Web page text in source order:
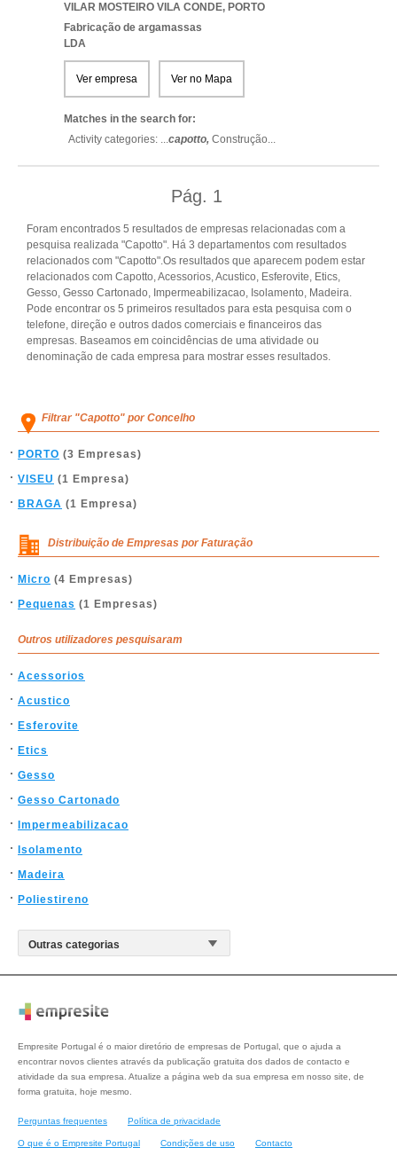
VILAR MOSTEIRO VILA CONDE, PORTO
Fabricação de argamassas
LDA
Ver empresa Ver no Mapa
Matches in the search for:
Activity categories: ...capotto, Construção...
Pág. 1
Foram encontrados 5 resultados de empresas relacionadas com a
pesquisa realizada "Capotto". Há 3 departamentos com resultados
relacionados com "Capotto".Os resultados que aparecem podem estar
relacionados com Capotto, Acessorios, Acustico, Esferovite, Etics,
Gesso, Gesso Cartonado, Impermeabilizacao, Isolamento, Madeira.
Pode encontrar os 5 primeiros resultados para esta pesquisa com o
telefone, direção e outros dados comerciais e financeiros das
empresas. Baseamos em coincidências de uma atividade ou
denominação de cada empresa para mostrar esses resultados.
Filtrar "Capotto" por Concelho
PORTO (3 Empresas)
VISEU (1 Empresa)
BRAGA (1 Empresa)
Distribuição de Empresas por Faturação
Micro (4 Empresas)
Pequenas (1 Empresas)
Outros utilizadores pesquisaram
Acessorios
Acustico
Esferovite
Etics
Gesso
Gesso Cartonado
Impermeabilizacao
Isolamento
Madeira
Poliestireno
Empresite Portugal é o maior diretório de empresas de Portugal, que o ajuda a
encontrar novos clientes através da publicação gratuita dos dados de contacto e
atividade da sua empresa. Atualize a página web da sua empresa em nosso site, de
forma gratuita, hoje mesmo.
Perguntas frequentes Política de privacidade
O que é o Empresite Portugal Condições de uso Contacto